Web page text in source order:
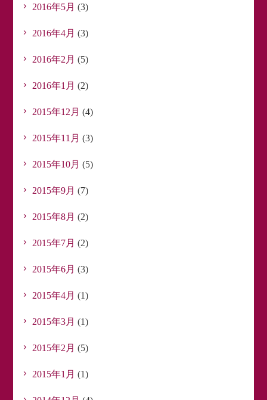
2016年5月 (3)
2016年4月 (3)
2016年2月 (5)
2016年1月 (2)
2015年12月 (4)
2015年11月 (3)
2015年10月 (5)
2015年9月 (7)
2015年8月 (2)
2015年7月 (2)
2015年6月 (3)
2015年4月 (1)
2015年3月 (1)
2015年2月 (5)
2015年1月 (1)